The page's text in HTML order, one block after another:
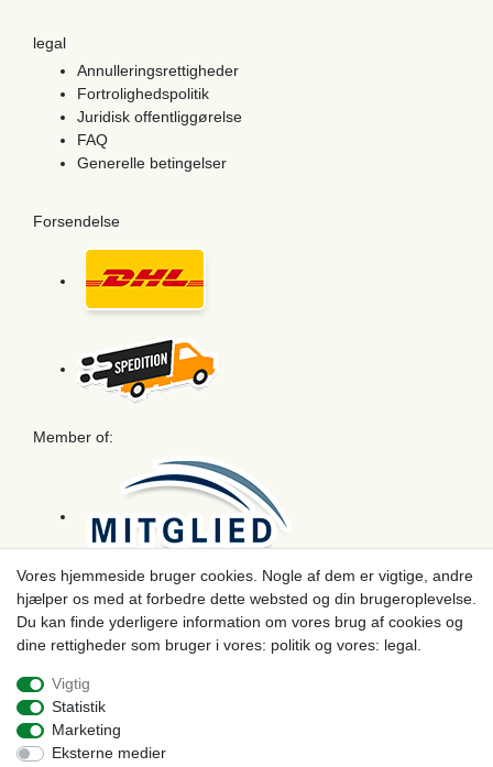
legal
Annulleringsrettigheder
Fortrolighedspolitik
Juridisk offentliggørelse
FAQ
Generelle betingelser
Forsendelse
Member of:
Betaling
Vores hjemmeside bruger cookies. Nogle af dem er vigtige, andre
hjælper os med at forbedre dette websted og din brugeroplevelse.
Du kan finde yderligere information om vores brug af cookies og
dine rettigheder som bruger i vores: politik og vores: legal.
Vigtig
Statistik
Marketing
Eksterne medier